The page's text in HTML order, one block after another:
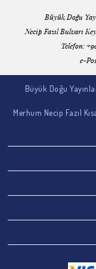
978-605-9535-
978-605-9535-
978-605-9535-
978-605-9535-
978-605-9535-
978-605-9535-
978-605-9535-
Büyük Doğu
Necip Fazıl Bulvarı
Telefon:
e-
Büyük Doğu
Merhum Necip Fazıl